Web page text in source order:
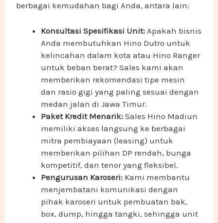
berbagai kemudahan bagi Anda, antara lain:
Konsultasi Spesifikasi Unit: Apakah bisnis
Anda membutuhkan Hino Dutro untuk
kelincahan dalam kota atau Hino Ranger
untuk beban berat? Sales kami akan
memberikan rekomendasi tipe mesin
dan rasio gigi yang paling sesuai dengan
medan jalan di Jawa Timur.
Paket Kredit Menarik: Sales Hino Madiun
memiliki akses langsung ke berbagai
mitra pembiayaan (leasing) untuk
memberikan pilihan DP rendah, bunga
kompetitif, dan tenor yang fleksibel.
Pengurusan Karoseri: Kami membantu
menjembatani komunikasi dengan
pihak karoseri untuk pembuatan bak,
box, dump, hingga tangki, sehingga unit